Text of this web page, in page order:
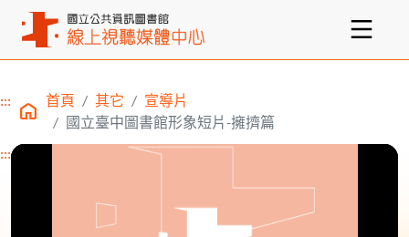
主要內容區塊
::: 首頁 其它
宣導片
國立臺中圖書館形象短片-擁擠篇
:::